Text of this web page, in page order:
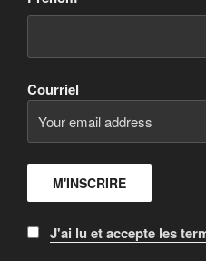
Courriel
J'ai lu et accepte les